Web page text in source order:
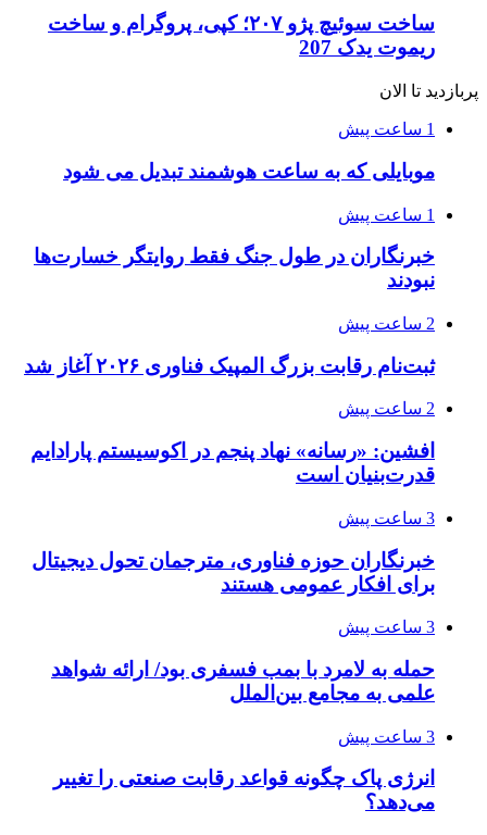
ساخت سوئیچ پژو ۲۰۷؛ کپی، پروگرام و ساخت
ریموت یدک 207
پربازدید تا الان
1 ساعت پیش
موبایلی که به ساعت هوشمند تبدیل می شود
1 ساعت پیش
خبرنگاران در طول جنگ فقط روایتگر خسارت‌ها
نبودند
2 ساعت پیش
ثبت‌نام رقابت بزرگ المپیک فناوری ۲۰۲۶ آغاز شد
2 ساعت پیش
افشین: «رسانه» نهاد پنجم در اکوسیستم پارادایم
قدرت‌بنیان است
3 ساعت پیش
خبرنگاران حوزه فناوری، مترجمان تحول دیجیتال
برای افکار عمومی هستند
3 ساعت پیش
حمله به لامرد با بمب فسفری بود/ ارائه شواهد
علمی به مجامع بین‌الملل
3 ساعت پیش
انرژی پاک چگونه قواعد رقابت صنعتی را تغییر
می‌دهد؟